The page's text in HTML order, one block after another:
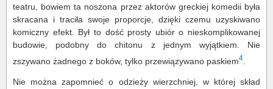
teatru, bowiem ta noszona przez aktorów greckiej komedii była
skracana i traciła swoje proporcje, dzięki czemu uzyskiwano
komiczny efekt. Był to dość prosty ubiór o nieskomplikowanej
budowie, podobny do chitonu z jednym wyjątkiem. Nie
zszywano żadnego z boków, tylko przewiązywano paskiem4
Nie można zapomnieć o odzieży wierzchniej, w której skład